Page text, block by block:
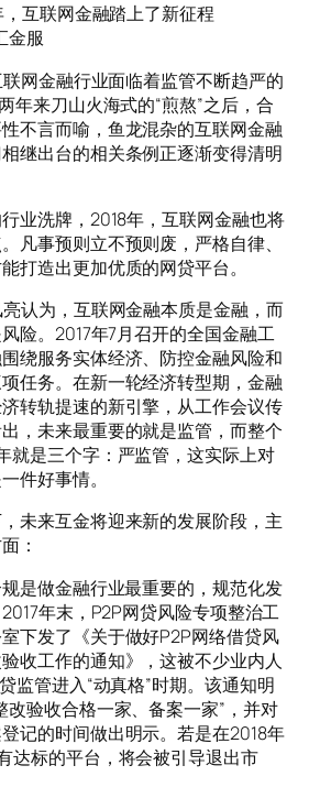
互联网金融踏上了新征程
金服
网金融行业面临着监管不断趋严的
年来刀山火海式的“煎熬”之后，合
不言而喻，鱼龙混杂的互联网金融
继出台的相关条例正逐渐变得清明
业洗牌，2018年，互联网金融也将
凡事预则立不预则废，严格自律、
打造出更加优质的网贷平台。
认为，互联网金融本质是金融，而
险。2017年7月召开的全国金融工
绕服务实体经济、防控金融风险和
任务。在新一轮经济转型期，金融
转轨提速的新引擎，从工作会议传
，未来最重要的就是监管，而整个
就是三个字：严监管，这实际上对
件好事情。
未来互金将迎来新的发展阶段，主
：
是做金融行业最重要的，规范化发
年末，P2P网贷风险专项整治工
下发了《关于做好P2P网络借贷风
收工作的通知》，这被不少业内人
监管进入“动真格”时期。该通知明
改验收合格一家、备案一家”，并对
记的时间做出明示。若是在2018年
达标的平台，将会被引导退出市